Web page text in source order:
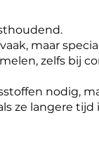
maar
zelfs bij
nodig,
ze langere tijd